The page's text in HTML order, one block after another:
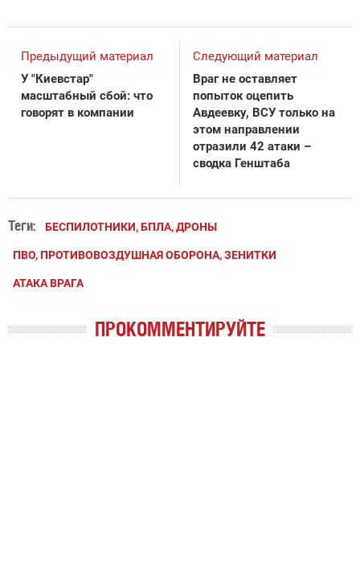
Предыдущий материал
У "Киевстар"
масштабный сбой: что
говорят в компании
Следующий материал
Враг не оставляет
попыток оцепить
Авдеевку, ВСУ только на
этом направлении
отразили 42 атаки –
сводка Генштаба
Теги: БЕСПИЛОТНИКИ, БПЛА, ДРОНЫ
ПВО, ПРОТИВОВОЗДУШНАЯ ОБОРОНА, ЗЕНИТКИ
АТАКА ВРАГА
ПРОКОММЕНТИРУЙТЕ